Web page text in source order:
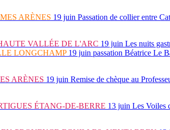
ARÈNES 19 juin Passation de collier entre
VALLÉE DE L'ARC 19 juin Les nuits
LONGCHAMP 19 juin passation Béatrice Le
ARÈNES 19 juin Remise de chèque au
ÉTANG-DE-BERRE 13 juin Les Voiles